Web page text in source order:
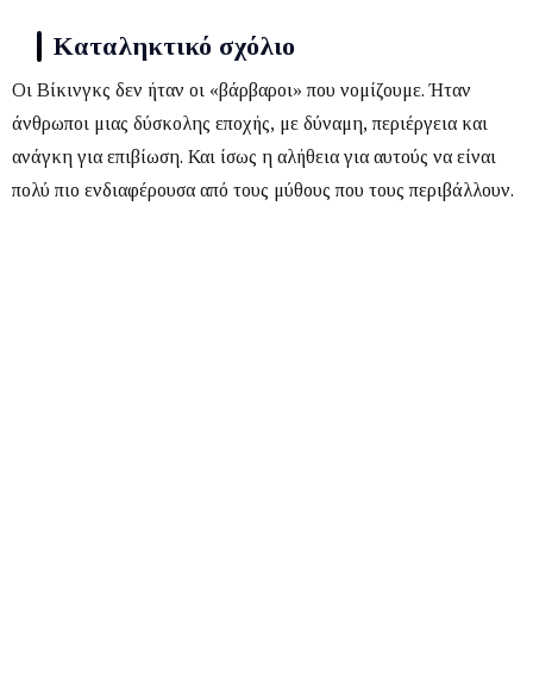
Καταληκτικό σχόλιο
Οι Βίκινγκς δεν ήταν οι «βάρβαροι» που νομίζουμε. Ήταν
άνθρωποι μιας δύσκολης εποχής, με δύναμη, περιέργεια και
ανάγκη για επιβίωση. Και ίσως η αλήθεια για αυτούς να είναι
πολύ πιο ενδιαφέρουσα από τους μύθους που τους περιβάλλουν.